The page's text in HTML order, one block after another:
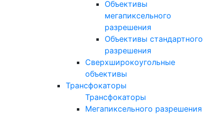
Объективы
мегапиксельного
разрешения
Объективы стандартного
разрешения
Сверхширокоугольные
объективы
Трансфокаторы
Трансфокаторы
Мегапиксельного разрешения